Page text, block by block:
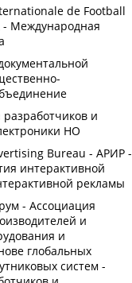
de Football
Международная
и
НО
Bureau - АРИР -
интерактивной
рекламы
- Ассоциация
и
и
глобальных
систем -